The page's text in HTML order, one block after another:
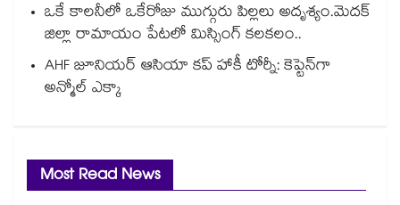
ఒకే కాలనీలో ఒకేరోజు ముగ్గురు పిల్లలు అదృశ్యం.మెదక్
జిల్లా రామాయం పేటలో మిస్సింగ్ కలకలం..
AHF జూనియర్ ఆసియా కప్ హాకీ టోర్నీ: కెప్టెన్⁭గా
అన్మోల్‌‌‌‌ ఎక్కా
Most Read News